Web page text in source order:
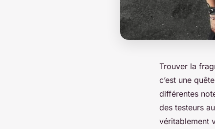
Trouver la
c’est une
différentes
des testeurs
véritablement